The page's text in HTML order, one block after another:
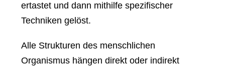
ertastet und dann mithilfe spezifischer
Techniken gelöst.
Alle Strukturen des menschlichen
Organismus hängen direkt oder indirekt